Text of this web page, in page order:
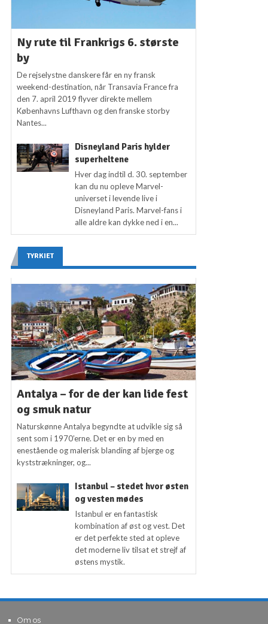
Ny rute til Frankrigs 6. største
by
De rejselystne danskere får en ny fransk
weekend-destination, når Transavia France fra
den 7. april 2019 flyver direkte mellem
Københavns Lufthavn og den franske storby
Nantes...
Disneyland Paris hylder
superheltene
Hver dag indtil d. 30. september
kan du nu opleve Marvel-
universet i levende live i
Disneyland Paris. Marvel-fans i
alle aldre kan dykke ned i en...
TYRKIET
Antalya – for de der kan lide fest
og smuk natur
Naturskønne Antalya begyndte at udvikle sig så
sent som i 1970’erne. Det er en by med en
enestående og malerisk blanding af bjerge og
kyststrækninger, og...
Istanbul – stedet hvor østen
og vesten mødes
Istanbul er en fantastisk
kombination af øst og vest. Det
er det perfekte sted at opleve
det moderne liv tilsat et strejf af
østens mystik.
Om os